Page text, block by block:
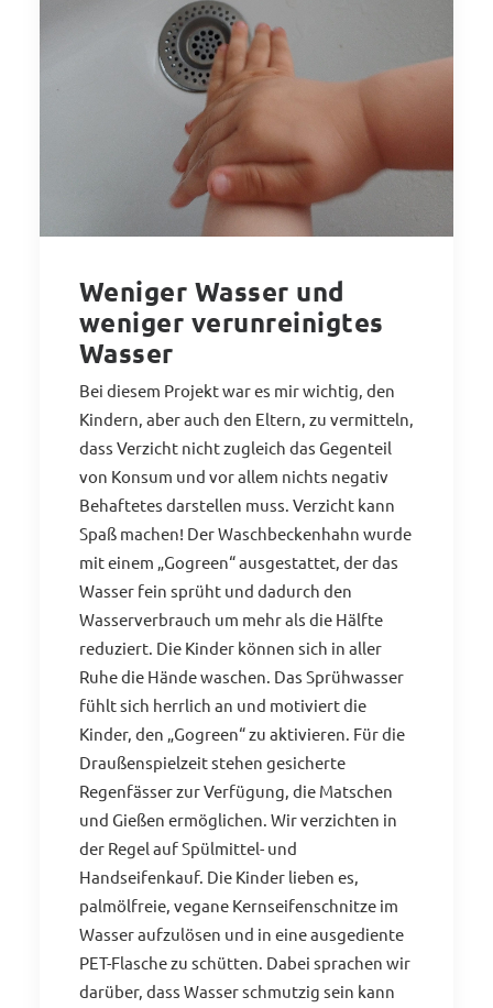
Weniger Wasser und
weniger verunreinigtes
Wasser
Bei diesem Projekt war es mir wichtig, den
Kindern, aber auch den Eltern, zu vermitteln,
dass Verzicht nicht zugleich das Gegenteil
von Konsum und vor allem nichts negativ
Behaftetes darstellen muss. Verzicht kann
Spaß machen! Der Waschbeckenhahn wurde
mit einem „Gogreen“ ausgestattet, der das
Wasser fein sprüht und dadurch den
Wasserverbrauch um mehr als die Hälfte
reduziert. Die Kinder können sich in aller
Ruhe die Hände waschen. Das Sprühwasser
fühlt sich herrlich an und motiviert die
Kinder, den „Gogreen“ zu aktivieren. Für die
Draußenspielzeit stehen gesicherte
Regenfässer zur Verfügung, die Matschen
und Gießen ermöglichen. Wir verzichten in
der Regel auf Spülmittel- und
Handseifenkauf. Die Kinder lieben es,
palmölfreie, vegane Kernseifenschnitze im
Wasser aufzulösen und in eine ausgediente
PET-Flasche zu schütten. Dabei sprachen wir
darüber, dass Wasser schmutzig sein kann